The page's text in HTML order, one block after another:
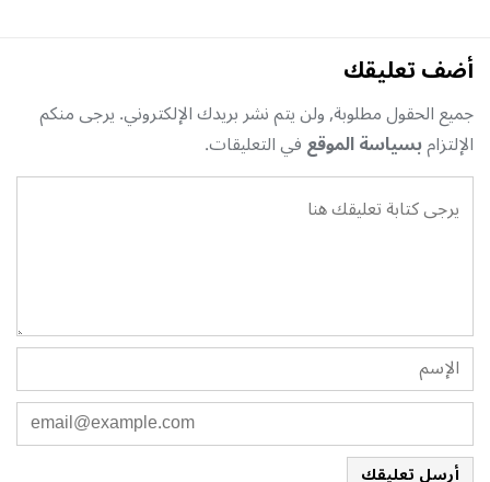
أضف تعليقك
جميع الحقول مطلوبة, ولن يتم نشر بريدك الإلكتروني. يرجى منكم
الإلتزامبسياسة الموقعفي التعليقات.
أرسل تعليقك